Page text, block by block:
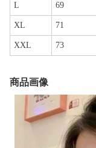
L 69
XL 71
XXL 73
商品画像